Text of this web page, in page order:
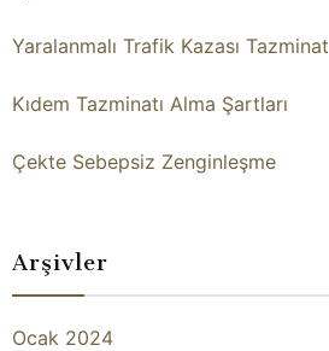
Yaralanmalı Trafik Kazası Tazminat
Kıdem Tazminatı Alma Şartları
Çekte Sebepsiz Zenginleşme
Arşivler
Ocak 2024